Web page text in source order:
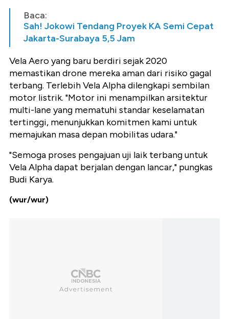
Baca:
Sah! Jokowi Tendang Proyek KA Semi Cepat
Jakarta-Surabaya 5,5 Jam
Vela Aero yang baru berdiri sejak 2020
memastikan drone mereka aman dari risiko gagal
terbang. Terlebih Vela Alpha dilengkapi sembilan
motor listrik. "Motor ini menampilkan arsitektur
multi-lane yang mematuhi standar keselamatan
tertinggi, menunjukkan komitmen kami untuk
memajukan masa depan mobilitas udara."
"Semoga proses pengajuan uji laik terbang untuk
Vela Alpha dapat berjalan dengan lancar," pungkas
Budi Karya.
(wur/wur)